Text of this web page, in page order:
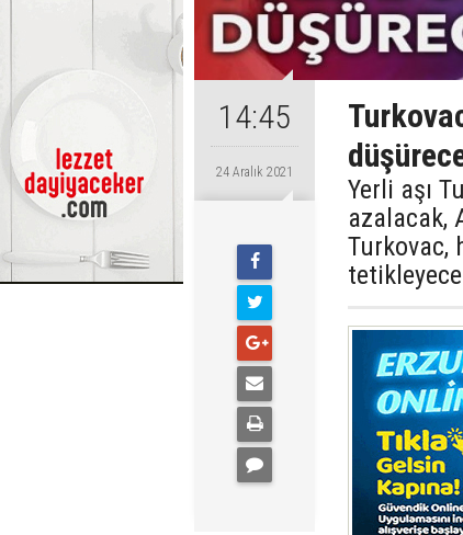
14:45
24 Aralık 2021
Yerli aşı
azalacak,
Turkovac,